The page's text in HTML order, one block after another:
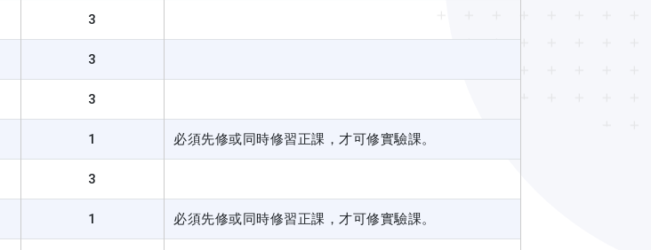
3
3
3
1 必須先修或同時修習正課，才可修實驗課。
3
1 必須先修或同時修習正課，才可修實驗課。